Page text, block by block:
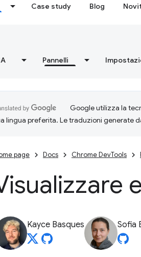
Case study Blog
Pannelli
Google utilizza la
lingua preferita. Le traduzioni generate
page Docs Chrome DevTools
Kayce Basques Sofia